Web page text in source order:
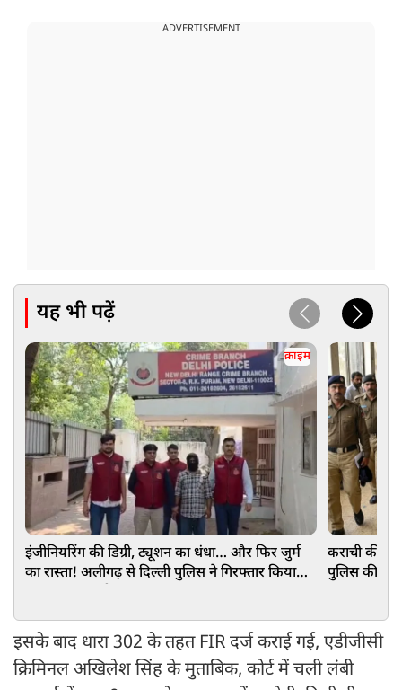
ADVERTISEMENT
यह भी पढ़ें
क्राइम
इंजीनियरिंग की डिग्री, ट्यूशन का धंधा… और फिर जुर्म
का रास्ता! अलीगढ़ से दिल्ली पुलिस ने गिरफ्तार किया
कराची की
पुलिस की
इसके बाद धारा 302 के तहत FIR दर्ज कराई गई, एडीजीसी
क्रिमिनल अखिलेश सिंह के मुताबिक, कोर्ट में चली लंबी